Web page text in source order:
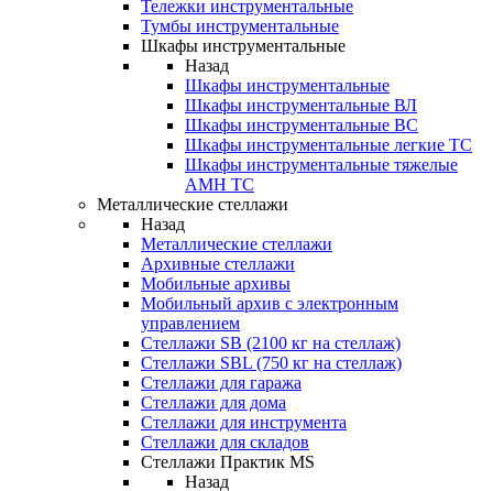
Тележки инструментальные
Тумбы инструментальные
Шкафы инструментальные
Назад
Шкафы инструментальные
Шкафы инструментальные ВЛ
Шкафы инструментальные ВС
Шкафы инструментальные легкие ТС
Шкафы инструментальные тяжелые
AMH TC
Металлические стеллажи
Назад
Металлические стеллажи
Архивные стеллажи
Мобильные архивы
Мобильный архив с электронным
управлением
Стеллажи SB (2100 кг на стеллаж)
Стеллажи SBL (750 кг на стеллаж)
Стеллажи для гаража
Стеллажи для дома
Стеллажи для инструмента
Стеллажи для складов
Стеллажи Практик MS
Назад